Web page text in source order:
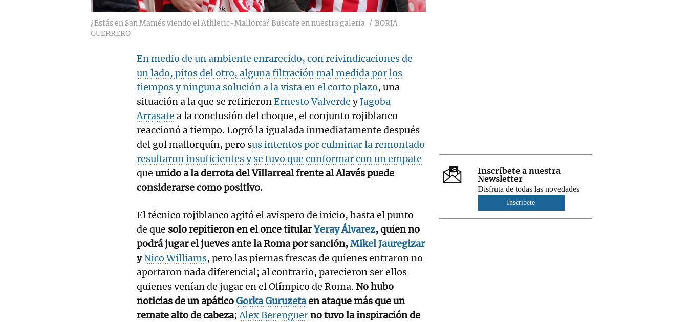
¿Estás en San Mamés viendo el Athletic-Mallorca? Búscate en nuestra galería
BORJA
GUERRERO
En medio de un ambiente enrarecido, con reivindicaciones de
un lado, pitos del otro, alguna filtración mal medida por los
tiempos y ninguna solución a la vista en el corto plazo, una
situación a la que se refirieronErnesto Valverde yJagoba
Arrasate a la conclusión del choque, el conjunto rojiblanco
reaccionó a tiempo. Logró la igualada inmediatamente después
del gol mallorquín, pero sus intentos por culminar la remontado
resultaron insuficientes y se tuvo que conformar con un empate
que unido a la derrota del Villarreal frente al Alavés puede
considerarse como positivo.
El técnico rojiblanco agitó el avispero de inicio, hasta el punto
de que solo repitieron en el once titularYeray Álvarez, quien no
podrá jugar el jueves ante la Roma por sanción,Mikel Jauregizar
yNico Williams, pero las piernas frescas de quienes entraron no
aportaron nada diferencial; al contrario, parecieron ser ellos
quienes venían de jugar en el Olímpico de Roma. No hubo
noticias de un apáticoGorka Guruzetaen ataque más que un
remate alto de cabeza;Alex Berenguerno tuvo la inspiración de
Inscríbete a nuestra
Newsletter
Disfruta de todas las novedades
Inscríbete